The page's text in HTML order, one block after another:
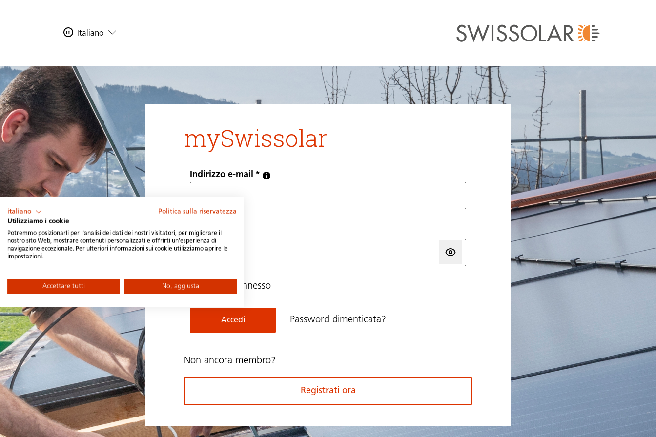
Italiano
mySwissolar
Indirizzo e-mail
Password
Rimani connesso
Accedi Password dimenticata?
Non ancora membro?
Registrati ora
italiano
Politica sulla riservatezza
Utilizziamo i cookie
Potremmo posizionarli per l'analisi dei dati dei nostri visitatori, per migliorare il
nostro sito Web, mostrare contenuti personalizzati e offrirti un'esperienza di
navigazione eccezionale. Per ulteriori informazioni sui cookie utilizziamo aprire le
impostazioni.
Accettare tutti No, aggiusta